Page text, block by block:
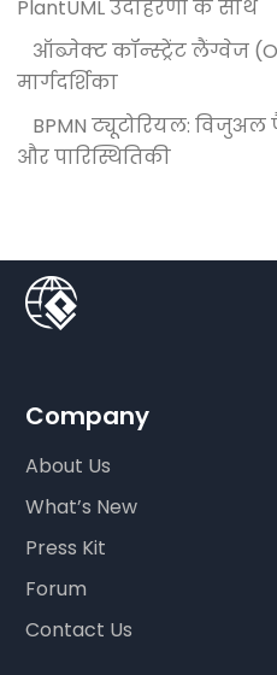
PlantUML उदाहरणों के साथ
ऑब्जेक्ट कॉन्स्ट्रेंट लैंग्वेज
मार्गदर्शिका
BPMN ट्यूटोरियल: विजुअल
और पारिस्थितिकी
Company
About Us
What’s New
Press Kit
Forum
Contact Us